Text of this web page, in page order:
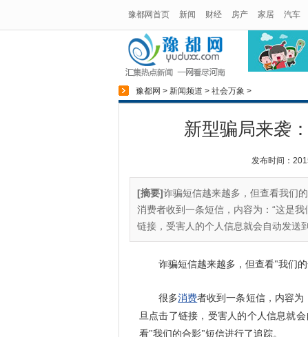
豫都网首页 新闻 财经 房产 家居 汽车
豫都网 > 新闻频道 > 社会万象 >
新型骗局来袭
发布时间：
[摘要]诈骗短信越来越多，但查看我们
消费者收到一条短信，内容为：“这是
链接，受害人的个人信息就会自动发送
诈骗短信越来越多，但查看"我们的
很多消费者收到一条短信，内容为
旦点击了链接，受害人的个人信息就
看"我们的合影"短信进行了追踪。